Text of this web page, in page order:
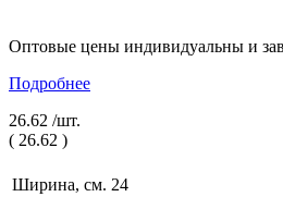
Оптовые цены индивидуальны и
Подробнее
26.62 /шт.
( 26.62 )
Ширина, см. 24